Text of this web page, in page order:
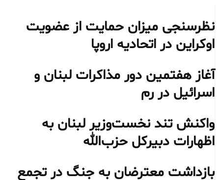
نظرسنجی میزان حمایت از عضویت
اوکراین در اتحادیه اروپا
آغاز هفتمین دور مذاکرات لبنان و
اسرائیل در رم
واکنش تند نخست‌وزیر لبنان به
اظهارات دبیرکل حزب‌الله
بازداشت معترضان به جنگ در تجمع